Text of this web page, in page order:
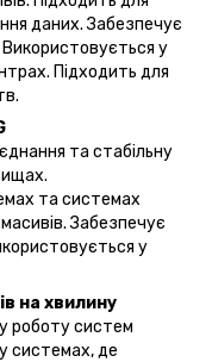
даних. Забезпечує
у
Підходить для
та стабільну
та системах
Забезпечує
у
на хвилину
роботу систем
системах, де